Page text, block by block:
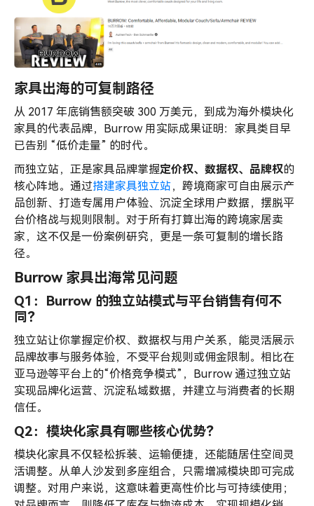
家具出海的可复制路径
从 2017 年底销售额突破 300 万美元，到成为海外模块化
家具的代表品牌，Burrow 用实际成果证明：家具类目早
已告别 “低价走量” 的时代。
而独立站，正是家具品牌掌握定价权、数据权、品牌权的
核心阵地。通过搭建家具独立站，跨境商家可自由展示产
品创新、打造专属用户体验、沉淀全球用户数据，摆脱平
台价格战与规则限制。对于所有打算出海的跨境家居卖
家，这不仅是一份案例研究，更是一条可复制的增长路
径。
Burrow 家具出海常见问题
Q1：Burrow 的独立站模式与平台销售有何不
同？
独立站让你掌握定价权、数据权与用户关系，能灵活展示
品牌故事与服务体验，不受平台规则或佣金限制。相比在
亚马逊等平台上的“价格竞争模式”，Burrow 通过独立站
实现品牌化运营、沉淀私域数据，并建立与消费者的长期
信任。
Q2：模块化家具有哪些核心优势？
模块化家具不仅轻松拆装、运输便捷，还能随居住空间灵
活调整。从单人沙发到多座组合，只需增减模块即可完成
调整。对用户来说，这意味着更高性价比与可持续使用；